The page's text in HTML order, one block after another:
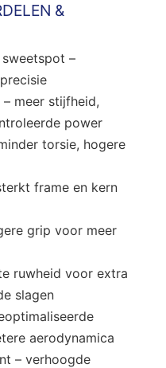
&
–
meer stijfheid,
power
torsie, hogere
frame en kern
grip voor meer
ruwheid voor extra
slagen
aerodynamica
– verhoogde